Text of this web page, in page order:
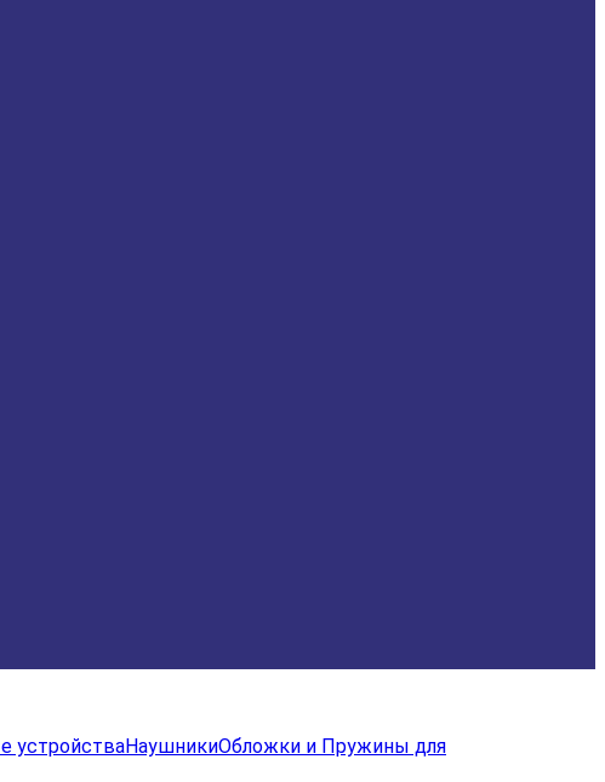
устройстваНаушникиОбложки и Пружины для